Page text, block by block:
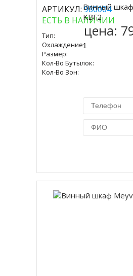
АРТИКУЛ:980004
ЕСТЬ В НАЛИЧИИ
Тип:
Охлаждение:
Размер:
Кол-Во Бутылок:
Кол-Во Зон:
Купить
Винный
KBF2
цена: